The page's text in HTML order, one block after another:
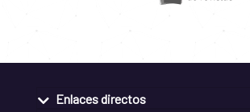
Enlaces directos